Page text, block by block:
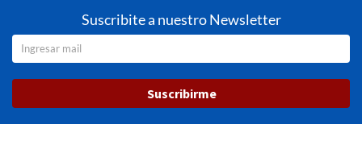
Suscribite a nuestro Newsletter
Suscribirme